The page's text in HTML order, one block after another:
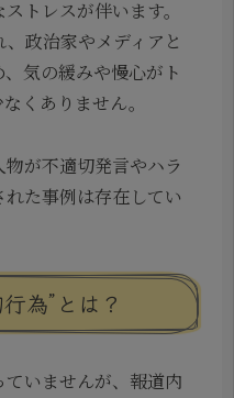
トレスが伴います。
政治家やメディアと
気の緩みや慢心がト
くありません。
が不適切発言やハラ
た事例は存在してい
為”とは？
いませんが、報道内